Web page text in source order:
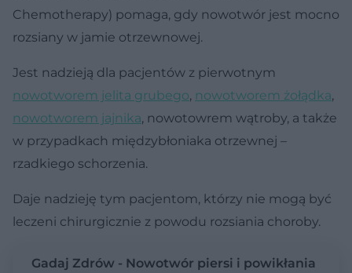
Chemotherapy) pomaga, gdy nowotwór jest mocno
rozsiany w jamie otrzewnowej.
Jest nadzieją dla pacjentów z pierwotnym
nowotworem jelita grubego, nowotworem żołądka,
nowotworem jajnika, nowotowrem wątroby, a także
w przypadkach międzybłoniaka otrzewnej –
rzadkiego schorzenia.
Daje nadzieję tym pacjentom, którzy nie mogą być
leczeni chirurgicznie z powodu rozsiania choroby.
Gadaj Zdrów - Nowotwór piersi i powikłania